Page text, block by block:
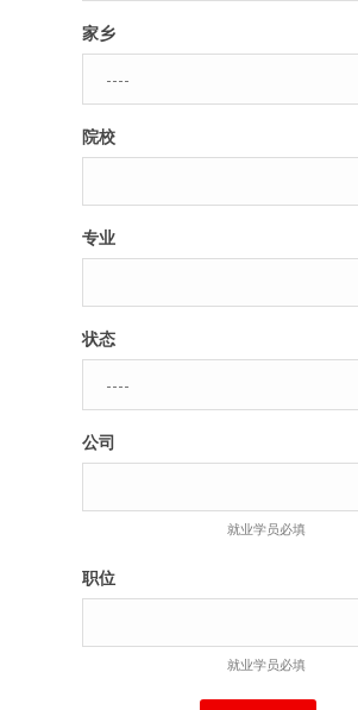
没帐号？注册一个
家乡
院校
专业
状态
公司
就业学员必填
职位
就业学员必填